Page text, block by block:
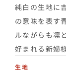
純白の生地に
の意味を表す
ルながらも凛
好まれる新婦
生地